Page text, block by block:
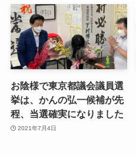
お陰様で東京都議会議員選
挙は、かんの弘一候補が先
程、当選確実になりました
2021年7月4日